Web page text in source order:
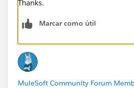
Thanks.
Marcar como útil
MuleSoft Community Forum